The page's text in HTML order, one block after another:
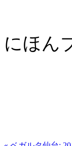
にほん